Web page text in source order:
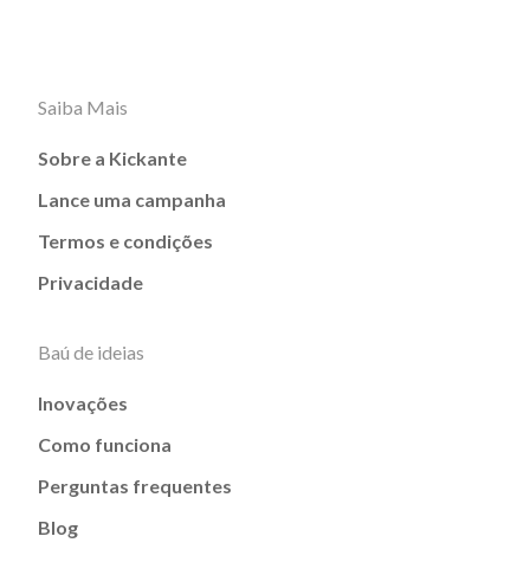
Saiba Mais
Sobre a Kickante
Lance uma campanha
Termos e condições
Privacidade
Baú de ideias
Inovações
Como funciona
Perguntas frequentes
Blog